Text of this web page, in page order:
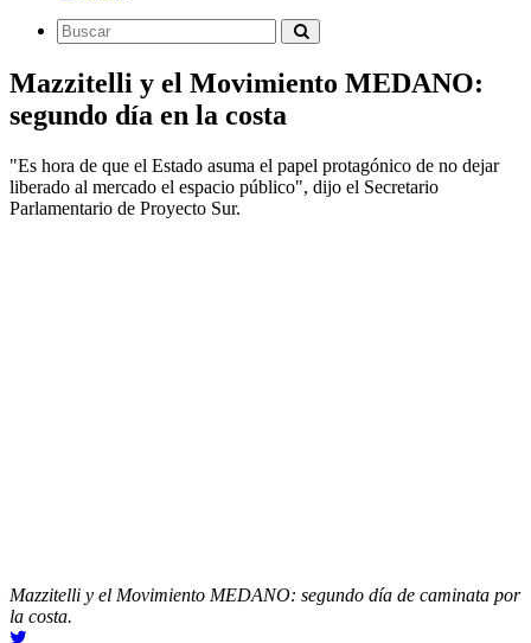
Mazzitelli y el Movimiento MEDANO:
segundo día en la costa
"Es hora de que el Estado asuma el papel protagónico de no dejar
liberado al mercado el espacio público", dijo el Secretario
Parlamentario de Proyecto Sur.
Mazzitelli y el Movimiento MEDANO: segundo día de caminata por
la costa.